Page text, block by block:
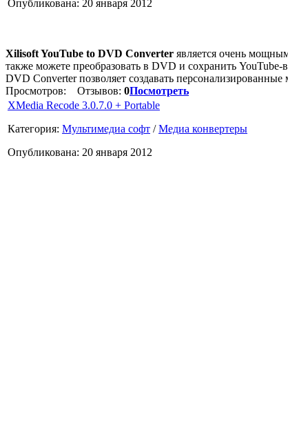
Опубликована: 20 января 2012
Xilisoft YouTube to DVD Converter является очень
также можете преобразовать в DVD и сохранить
DVD Converter позволяет создавать
Просмотров:
Отзывов: 0Посмотреть
XMedia Recode 3.0.7.0 + Portable
Категория: Мультимедиа софт /Медиа конвертеры
Опубликована: 20 января 2012